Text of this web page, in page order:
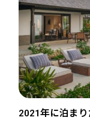
2021年に泊ま